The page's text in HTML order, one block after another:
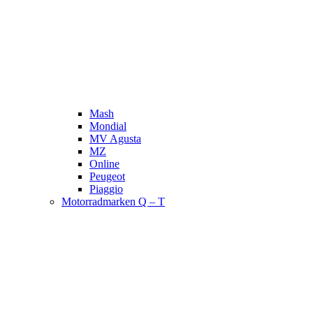
Mash
Mondial
MV Agusta
MZ
Online
Peugeot
Piaggio
Motorradmarken Q – T